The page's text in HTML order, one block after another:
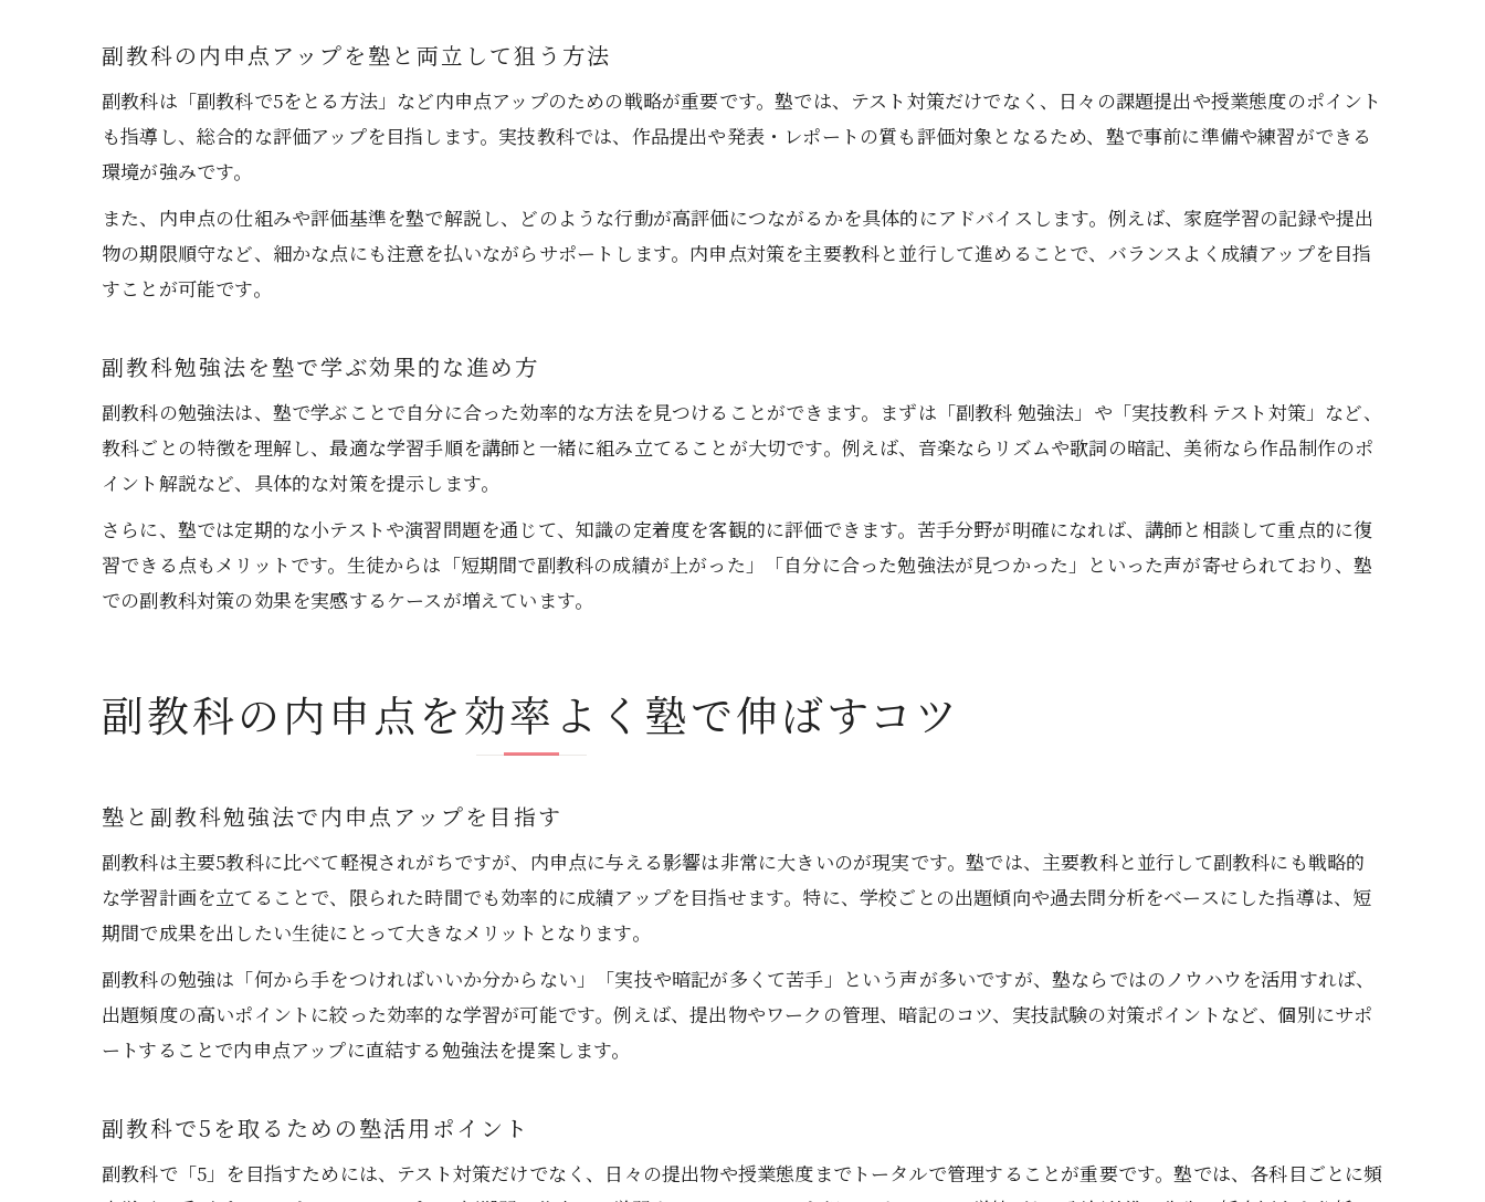
副教科対策を塾で効率化し時間を有効活用
副教科の勉強法を塾で主要教科と組み合わせる
副教科アプリ×塾活用で両立を目指す方法
副教科の内申点アップを塾と両立して狙う方法
副教科は「副教科で5をとる方法」など内申点アップのための戦略が重要です。塾では、テスト対策だけでなく、日々の課題提出や授業態度のポイント
も指導し、総合的な評価アップを目指します。実技教科では、作品提出や発表・レポートの質も評価対象となるため、塾で事前に準備や練習ができる
環境が強みです。
また、内申点の仕組みや評価基準を塾で解説し、どのような行動が高評価につながるかを具体的にアドバイスします。例えば、家庭学習の記録や提出
物の期限順守など、細かな点にも注意を払いながらサポートします。内申点対策を主要教科と並行して進めることで、バランスよく成績アップを目指
すことが可能です。
副教科勉強法を塾で学ぶ効果的な進め方
副教科の勉強法は、塾で学ぶことで自分に合った効率的な方法を見つけることができます。まずは「副教科 勉強法」や「実技教科 テスト対策」など、
教科ごとの特徴を理解し、最適な学習手順を講師と一緒に組み立てることが大切です。例えば、音楽ならリズムや歌詞の暗記、美術なら作品制作のポ
イント解説など、具体的な対策を提示します。
さらに、塾では定期的な小テストや演習問題を通じて、知識の定着度を客観的に評価できます。苦手分野が明確になれば、講師と相談して重点的に復
習できる点もメリットです。生徒からは「短期間で副教科の成績が上がった」「自分に合った勉強法が見つかった」といった声が寄せられており、塾
での副教科対策の効果を実感するケースが増えています。
副教科の内申点を効率よく塾で伸ばすコツ
塾と副教科勉強法で内申点アップを目指す
副教科は主要5教科に比べて軽視されがちですが、内申点に与える影響は非常に大きいのが現実です。塾では、主要教科と並行して副教科にも戦略的
な学習計画を立てることで、限られた時間でも効率的に成績アップを目指せます。特に、学校ごとの出題傾向や過去問分析をベースにした指導は、短
期間で成果を出したい生徒にとって大きなメリットとなります。
副教科の勉強は「何から手をつければいいか分からない」「実技や暗記が多くて苦手」という声が多いですが、塾ならではのノウハウを活用すれば、
出題頻度の高いポイントに絞った効率的な学習が可能です。例えば、提出物やワークの管理、暗記のコツ、実技試験の対策ポイントなど、個別にサポ
ートすることで内申点アップに直結する勉強法を提案します。
副教科で5を取るための塾活用ポイント
副教科で「5」を目指すためには、テスト対策だけでなく、日々の提出物や授業態度までトータルで管理することが重要です。塾では、各科目ごとに頻